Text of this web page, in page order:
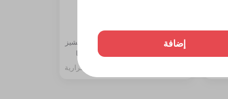
جلي
تشيز كيك مانجو قطعة
المكونات: طبقة بسكوت دايجستف والتشيز
مع سبونج الفانيليا مغطاة بصوص المنجا
إضافة